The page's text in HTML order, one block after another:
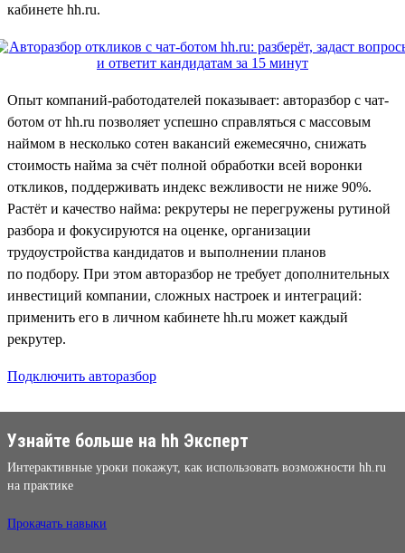
кабинете hh.ru.
Опыт компаний-работодателей показывает: авторазбор с чат-
ботом от hh.ru позволяет успешно справляться с массовым
наймом в несколько сотен вакансий ежемесячно, снижать
стоимость найма за счёт полной обработки всей воронки
откликов, поддерживать индекс вежливости не ниже 90%.
Растёт и качество найма: рекрутеры не перегружены рутиной
разбора и фокусируются на оценке, организации
трудоустройства кандидатов и выполнении планов
по подбору. При этом авторазбор не требует дополнительных
инвестиций компании, сложных настроек и интеграций:
применить его в личном кабинете hh.ru может каждый
рекрутер.
Подключить авторазбор
Узнайте больше на hh Эксперт
Интерактивные уроки покажут, как использовать возможности hh.ru
на практике
Прокачать навыки